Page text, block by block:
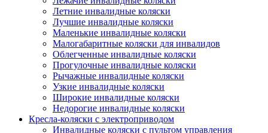
Летние инвалидные коляски
Лучшие инвалидные коляски
Маленькие инвалидные коляски
Малогабаритные коляски для инвалидов
Облегченные инвалидные коляски
Прогулочные инвалидные коляски
Рычажные инвалидные коляски
Узкие инвалидные коляски
Широкие инвалидные коляски
Недорогие инвалидные коляски
Кресла-коляски с электроприводом
Инвалидные коляски с пультом управления